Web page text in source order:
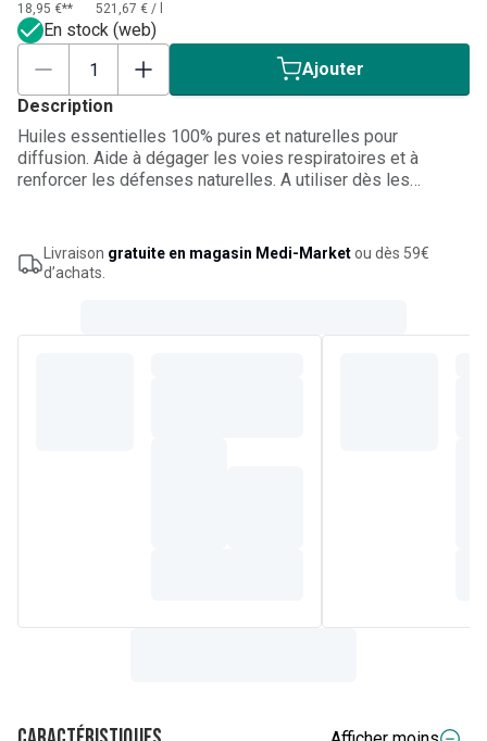
18,95 €** 521,67 € /
En stock (web)
Ajouter
Description
Huiles essentielles 100% pures et naturelles pour
diffusion. Aide à dégager les voies respiratoires et à
renforcer les défenses naturelles. A utiliser dès les
Livraison gratuite en magasin Medi-Marketou dès 59€
d’achats.